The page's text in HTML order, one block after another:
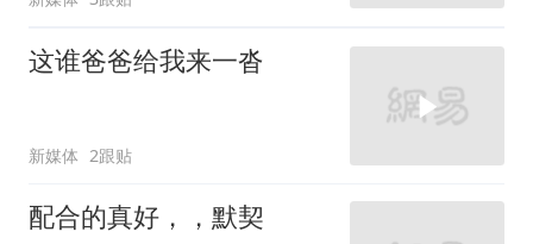
这谁爸爸给我来一沓
新媒体 2跟贴
配合的真好，，默契